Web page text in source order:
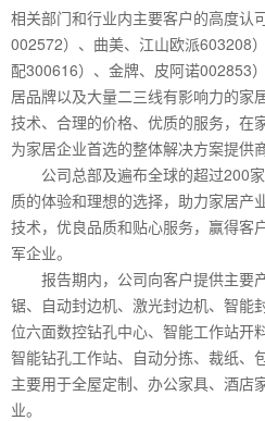
相关部门和行业内主要客户的高度认
002572）、曲美、江山欧派603208
配300616）、金牌、皮阿诺002853
居品牌以及大量二三线有影响力的家
技术、合理的价格、优质的服务，在
为家居企业首选的整体解决方案提供
公司总部及遍布全球的超过200家
质的体验和理想的选择，助力家居产
技术，优良品质和贴心服务，赢得客
军企业。
报告期内，公司向客户提供主要
锯、自动封边机、激光封边机、智能
位六面数控钻孔中心、智能工作站开
智能钻孔工作站、自动分拣、裁纸、
主要用于全屋定制、办公家具、酒店
业。